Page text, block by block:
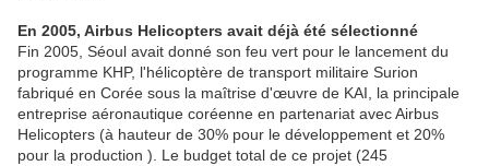
En 2005, Airbus Helicopters avait déjà été sélectionné
Fin 2005, Séoul avait donné son feu vert pour le lancement du
programme KHP, l'hélicoptère de transport militaire Surion
fabriqué en Corée sous la maîtrise d'œuvre de KAI, la principale
entreprise aéronautique coréenne en partenariat avec Airbus
Helicopters (à hauteur de 30% pour le développement et 20%
pour la production ). Le budget total de ce projet (245